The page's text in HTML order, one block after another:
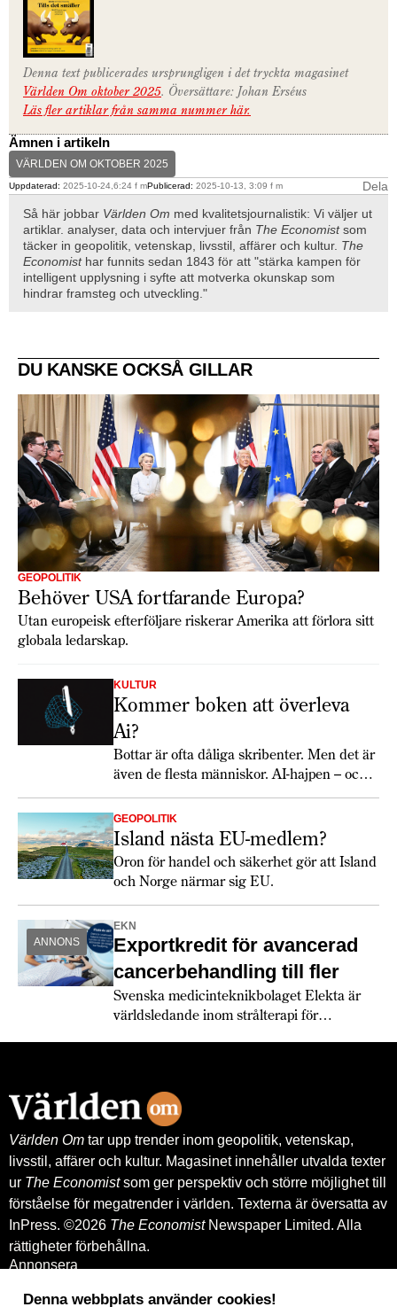
Denna text publicerades ursprungligen i det tryckta magasinet
Världen Om oktober 2025. Översättare: Johan Erséus
Läs fler artiklar från samma nummer här.
Ämnen i artikeln
VÄRLDEN OM OKTOBER 2025
Uppdaterad: 2025-10-24,6:24 f mPublicerad: 2025-10-13, 3:09 f m
Dela
Så här jobbar Världen Om med kvalitetsjournalistik: Vi väljer ut
artiklar. analyser, data och intervjuer från The Economistsom
täcker in geopolitik, vetenskap, livsstil, affärer och kultur. The
Economisthar funnits sedan 1843 för att "stärka kampen för
intelligent upplysning i syfte att motverka okunskap som
hindrar framsteg och utveckling."
DU KANSKE OCKSÅ GILLAR
GEOPOLITIK
Behöver USA fortfarande Europa?
Utan europeisk efterföljare riskerar Amerika att förlora sitt
globala ledarskap.
KULTUR
Kommer boken att överleva
Ai?
Bottar är ofta dåliga skribenter. Men det är
även de flesta människor. AI-hajpen – och
en roman – kan förutspå bokens framtid.
GEOPOLITIK
Island nästa EU-medlem?
Oron för handel och säkerhet gör att Island
och Norge närmar sig EU.
ANNONS
EKN
Exportkredit för avancerad
cancerbehandling till fler
Svenska medicinteknikbolaget Elekta är
världsledande inom strålterapi för
Exportkreditnämnden, EKN.
Världen Om tar upp trender inom geopolitik, vetenskap,
livsstil, affärer och kultur. Magasinet innehåller utvalda texter
ur The Economistsom ger perspektiv och större möjlighet till
förståelse för megatrender i världen. Texterna är översatta av
InPress. ©2026 The EconomistNewspaper Limited. Alla
rättigheter förbehållna.
Annonsera
Kontakt
Denna webbplats använder cookies!